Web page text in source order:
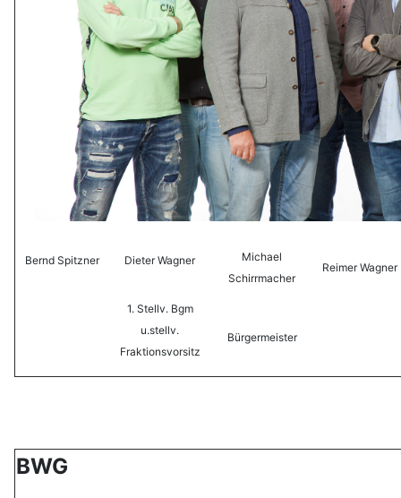
Bernd Spitzner Dieter Wagner
Michael
Schirrmacher
Reimer Wagner
1. Stellv. Bgm
u.stellv.
Fraktionsvorsitz
Bürgermeister
BWG